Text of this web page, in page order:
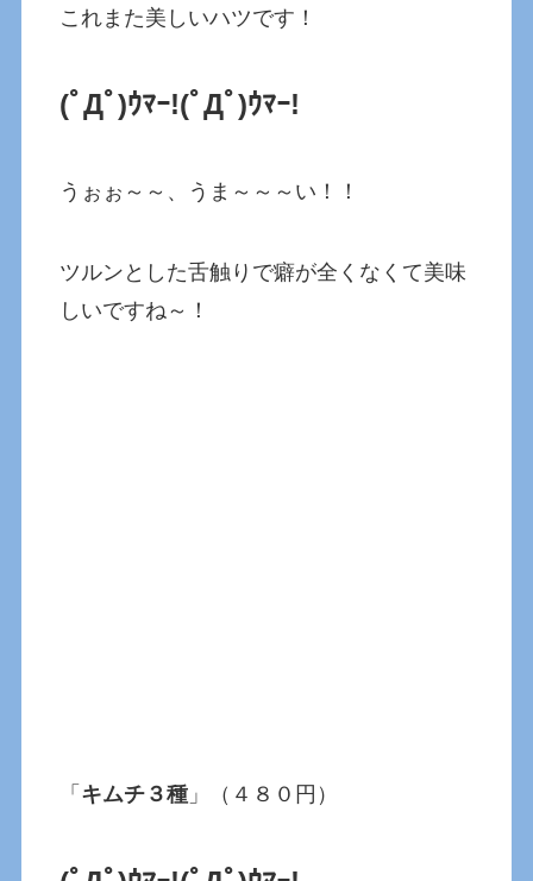
これまた美しいハツです！
(ﾟДﾟ)ｳﾏｰ!(ﾟДﾟ)ｳﾏｰ!
うぉぉ～～、うま～～～い！！
ツルンとした舌触りで癖が全くなくて美味
しいですね～！
「 キムチ３種 」（４８０円）